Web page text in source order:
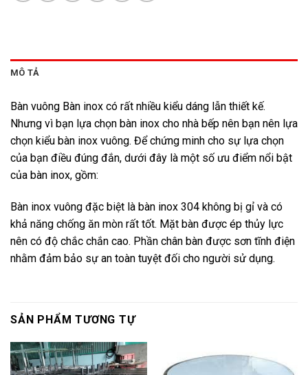
MÔ TẢ
Bàn vuông Bàn inox có rất nhiều kiểu dáng lẫn thiết kế.
Nhưng vì bạn lựa chọn bàn inox cho nhà bếp nên bạn nên lựa
chọn kiểu bàn inox vuông. Để chứng minh cho sự lựa chọn
của bạn điều đúng đắn, dưới đây là một số ưu điểm nổi bật
của bàn inox, gồm:
Bàn inox vuông đặc biệt là bàn inox 304 không bị gỉ và có
khả năng chống ăn mòn rất tốt. Mặt bàn được ép thủy lực
nên có độ chắc chắn cao. Phần chân bàn được sơn tĩnh điện
nhằm đảm bảo sự an toàn tuyệt đối cho người sử dụng.
SẢN PHẨM TƯƠNG TỰ